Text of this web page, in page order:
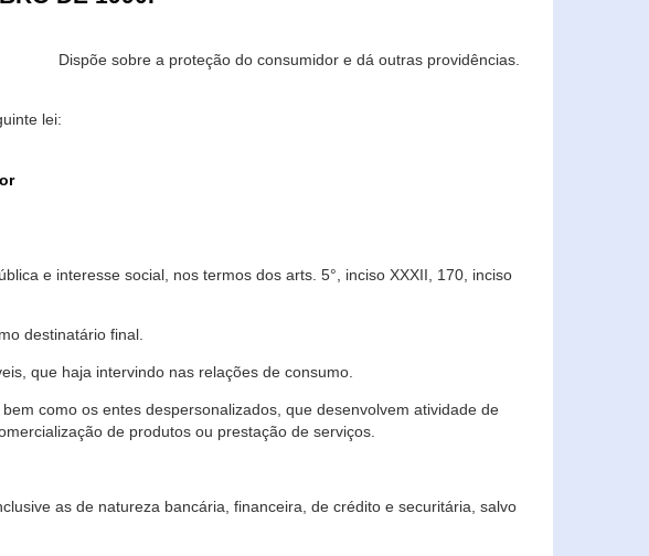
Dispõe sobre a proteção do consumidor e dá outras providências.
lei:
e interesse social, nos termos dos arts. 5°, inciso XXXII, 170, inciso
destinatário final.
que haja intervindo nas relações de consumo.
como os entes despersonalizados, que desenvolvem atividade de
de produtos ou prestação de serviços.
as de natureza bancária, financeira, de crédito e securitária, salvo